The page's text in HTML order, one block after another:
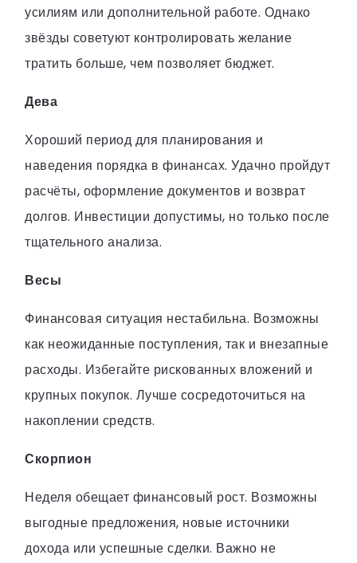
усилиям или дополнительной работе. Однако
звёзды советуют контролировать желание
тратить больше, чем позволяет бюджет.
Дева
Хороший период для планирования и
наведения порядка в финансах. Удачно пройдут
расчёты, оформление документов и возврат
долгов. Инвестиции допустимы, но только после
тщательного анализа.
Весы
Финансовая ситуация нестабильна. Возможны
как неожиданные поступления, так и внезапные
расходы. Избегайте рискованных вложений и
крупных покупок. Лучше сосредоточиться на
накоплении средств.
Скорпион
Неделя обещает финансовый рост. Возможны
выгодные предложения, новые источники
дохода или успешные сделки. Важно не